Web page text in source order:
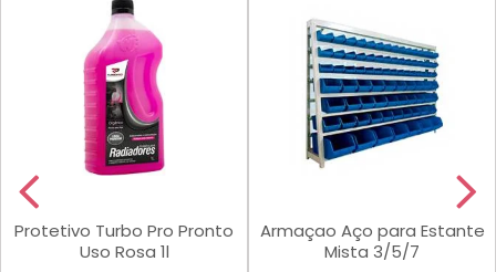
Protetivo Turbo Pro Pronto
Uso Rosa 1l
Armaçao Aço para Estante
Mista 3/5/7